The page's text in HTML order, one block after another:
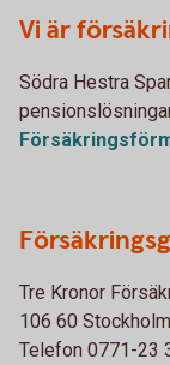
Vi är
Södra Hestra
Tre Kronor
106 60 Stockholm
Telefon 0771-23